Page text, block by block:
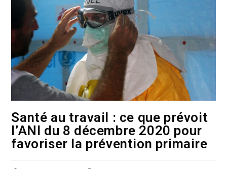
Santé au travail : ce que prévoit
l’ANI du 8 décembre 2020 pour
favoriser la prévention primaire